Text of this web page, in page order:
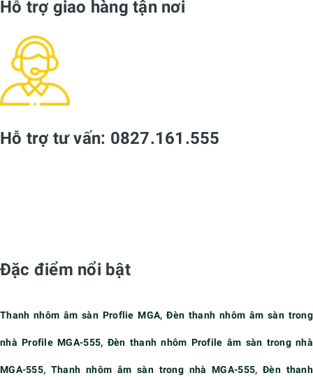
Hỗ trợ giao hàng tận nơi
Hỗ trợ tư vấn: 0827.161.555
Đặc điểm nổi bật
Thanh nhôm âm sàn Proflie MGA,Đèn thanh nhôm âm sàn trong
nhà Profile MGA-555, Đèn thanh nhôm Profile âm sàn trong nhà
MGA-555, Thanh nhôm âm sàn trong nhà MGA-555,Đèn thanh